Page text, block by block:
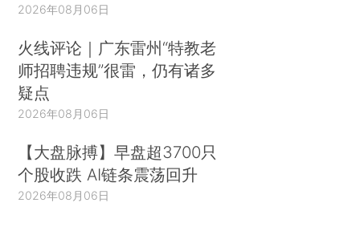
2026年08月06日
火线评论｜广东雷州“特教老
师招聘违规”很雷，仍有诸多
疑点
2026年08月06日
【大盘脉搏】早盘超3700只
个股收跌 AI链条震荡回升
2026年08月06日